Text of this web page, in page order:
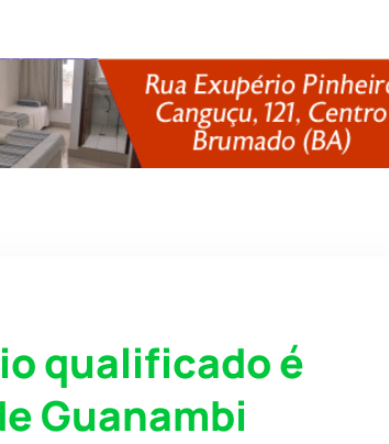
qualificado é
Guanambi